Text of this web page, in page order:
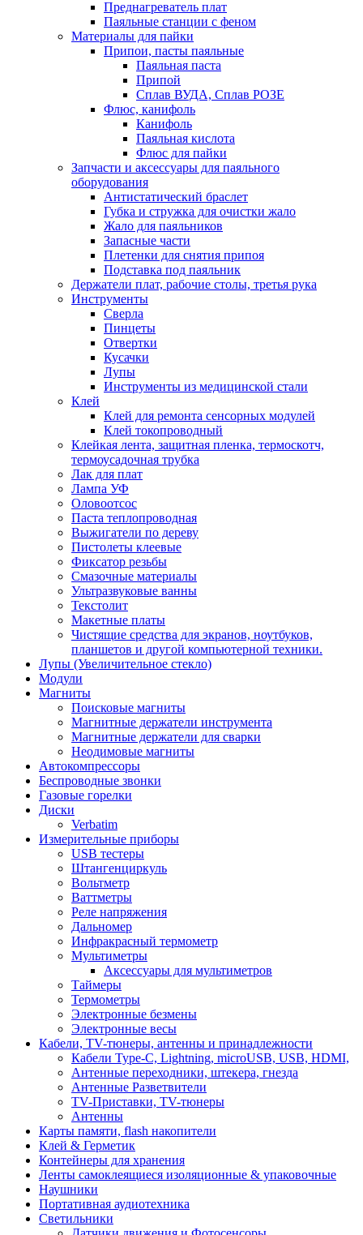
Преднагреватель плат
Паяльные станции с феном
Материалы для пайки
Припои, пасты паяльные
Паяльная паста
Припой
Сплав ВУДА, Сплав РОЗЕ
Флюс, канифоль
Канифоль
Паяльная кислота
Флюс для пайки
Запчасти и аксессуары для паяльного
оборудования
Антистатический браслет
Губка и стружка для очистки жало
Жало для паяльников
Запасные части
Плетенки для снятия припоя
Подставка под паяльник
Держатели плат, рабочие столы, третья рука
Инструменты
Сверла
Пинцеты
Отвертки
Кусачки
Лупы
Инструменты из медицинской стали
Клей
Клей для ремонта сенсорных модулей
Клей токопроводный
Клейкая лента, защитная пленка, термоскотч,
термоусадочная трубка
Лак для плат
Лампа УФ
Оловоотсос
Паста теплопроводная
Выжигатели по дереву
Пистолеты клеевые
Фиксатор резьбы
Смазочные материалы
Ультразвуковые ванны
Текстолит
Макетные платы
Чистящие средства для экранов, ноутбуков,
планшетов и другой компьютерной техники.
Лупы (Увеличительное стекло)
Модули
Магниты
Поисковые магниты
Магнитные держатели инструмента
Магнитные держатели для сварки
Неодимовые магниты
Автокомпрессоры
Беспроводные звонки
Газовые горелки
Диски
Verbatim
Измерительные приборы
USB тестеры
Штангенциркуль
Вольтметр
Ваттметры
Реле напряжения
Дальномер
Инфракрасный термометр
Мультиметры
Аксессуары для мультиметров
Таймеры
Термометры
Электронные безмены
Электронные весы
Кабели, TV-тюнеры, антенны и принадлежности
Кабели Type-C, Lightning, microUSB, USB, HDMI,
Антенные переходники, штекера, гнезда
Антенные Разветвители
TV-Приставки, TV-тюнеры
Антенны
Карты памяти, flash накопители
Клей & Герметик
Контейнеры для хранения
Ленты самоклеящиеся изоляционные & упаковочные
Наушники
Портативная аудиотехника
Светильники